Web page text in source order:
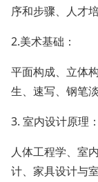
序和步骤、人才
2.美术基础：
平面构成、立体
生、速写、钢笔
3. 室内设计原理：
人体工程学、室
计、家具设计与